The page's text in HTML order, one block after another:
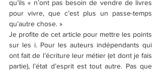
qu’ils « n’ont pas besoin de vendre de livres
pour vivre, que c’est plus un passe-temps
qu’autre chose. »
Je profite de cet article pour mettre les points
sur les i. Pour les auteurs indépendants qui
ont fait de l’écriture leur métier (et dont je fais
partie), l’état d’esprit est tout autre. Pas que